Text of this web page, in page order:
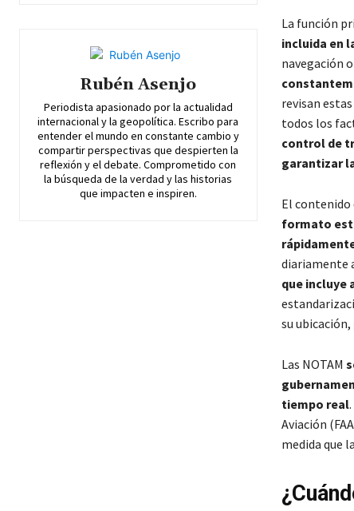
Rubén Asenjo
Periodista apasionado por la actualidad
internacional y la geopolítica. Escribo para
entender el mundo en constante cambio y
compartir perspectivas que despierten la
reflexión y el debate. Comprometido con
la búsqueda de la verdad y las historias
que impacten e inspiren.
La función
incluida en
navegación
revisan
todos los
control de
garantizar
El contenido
formato
diariamente
que incluye
su ubicación,
Las NOTAM
tiempo real
Aviación
medida que